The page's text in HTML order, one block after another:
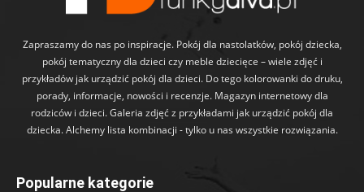
Zapraszamy do nas po inspiracje. Pokój dla nastolatków, pokój dziecka,
pokój tematyczny dla dzieci czy meble dziecięce – wiele zdjęć i
przykładów jak urządzić pokój dla dzieci. Do tego kolorowanki do druku,
porady, informacje, nowości i recenzje. Magazyn internetowy dla
rodziców i dzieci. Galeria zdjęć z przykładami jak urządzić pokój dla
dziecka. Alchemy lista kombinacji - tylko u nas wszystkie rozwiązania.
Popularne kategorie